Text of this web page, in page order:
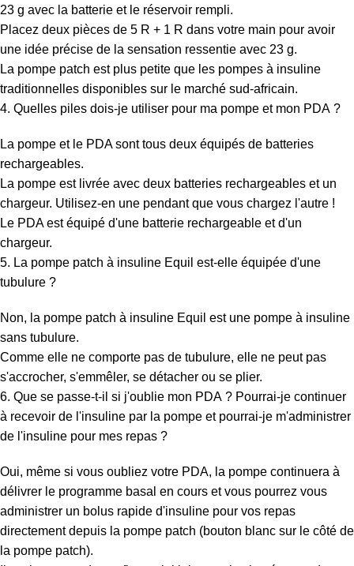
23 g avec la batterie et le réservoir rempli.
Placez deux pièces de 5 R + 1 R dans votre main pour avoir
une idée précise de la sensation ressentie avec 23 g.
La pompe patch est plus petite que les pompes à insuline
traditionnelles disponibles sur le marché sud-africain.
4. Quelles piles dois-je utiliser pour ma pompe et mon PDA ?
La pompe et le PDA sont tous deux équipés de batteries
rechargeables.
La pompe est livrée avec deux batteries rechargeables et un
chargeur. Utilisez-en une pendant que vous chargez l'autre !
Le PDA est équipé d'une batterie rechargeable et d'un
chargeur.
5. La pompe patch à insuline Equil est-elle équipée d'une
tubulure ?
Non, la pompe patch à insuline Equil est une pompe à insuline
sans tubulure.
Comme elle ne comporte pas de tubulure, elle ne peut pas
s'accrocher, s'emmêler, se détacher ou se plier.
6. Que se passe-t-il si j'oublie mon PDA ? Pourrai-je continuer
à recevoir de l'insuline par la pompe et pourrai-je m'administrer
de l'insuline pour mes repas ?
Oui, même si vous oubliez votre PDA, la pompe continuera à
délivrer le programme basal en cours et vous pourrez vous
administrer un bolus rapide d'insuline pour vos repas
directement depuis la pompe patch (bouton blanc sur le côté de
la pompe patch).